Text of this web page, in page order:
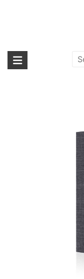
海外輸入
海外事業部が取り揃えて
ランド」をはじめ「ユニ
iPad Pro